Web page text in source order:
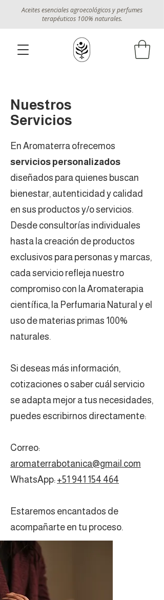
Aceites esenciales agroecológicos y perfumes
terapéuticos 100% naturales.
Nuestros
Servicios
En Aromaterra ofrecemos
servicios personalizados
diseñados para quienes buscan
bienestar, autenticidad y calidad
en sus productos y/o servicios.
Desde consultorías individuales
hasta la creación de productos
exclusivos para personas y marcas,
cada servicio refleja nuestro
compromiso con la Aromaterapia
científica, la Perfumaria Natural y el
uso de materias primas 100%
naturales.
Si deseas más información,
cotizaciones o saber cuál servicio
se adapta mejor a tus necesidades,
puedes escribirnos directamente:
Correo:
aromaterrabotanica@gmail.com
WhatsApp: +51 941 154 464
Estaremos encantados de
acompañarte en tu proceso.